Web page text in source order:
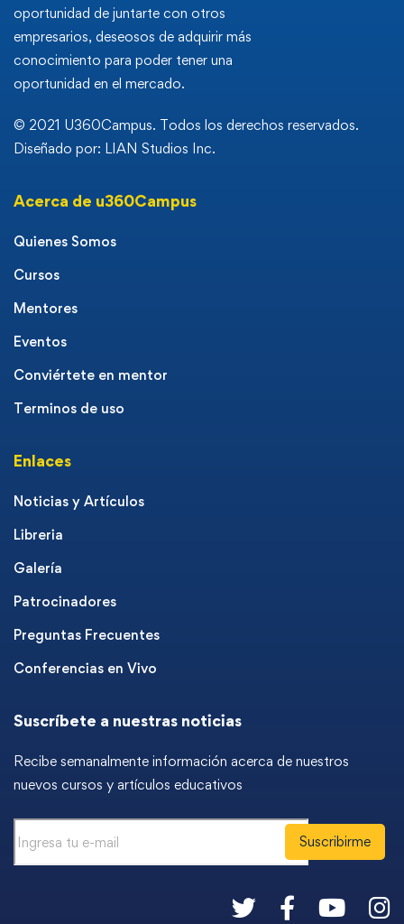
oportunidad de juntarte con otros
empresarios, deseosos de adquirir más
conocimiento para poder tener una
oportunidad en el mercado.
© 2021 U360Campus. Todos los derechos reservados.
Diseñado por: LIAN Studios Inc.
Acerca de u360Campus
Quienes Somos
Cursos
Mentores
Eventos
Conviértete en mentor
Terminos de uso
Enlaces
Noticias y Artículos
Libreria
Galería
Patrocinadores
Preguntas Frecuentes
Conferencias en Vivo
Suscríbete a nuestras noticias
Recibe semanalmente información acerca de nuestros
nuevos cursos y artículos educativos
Suscribirme